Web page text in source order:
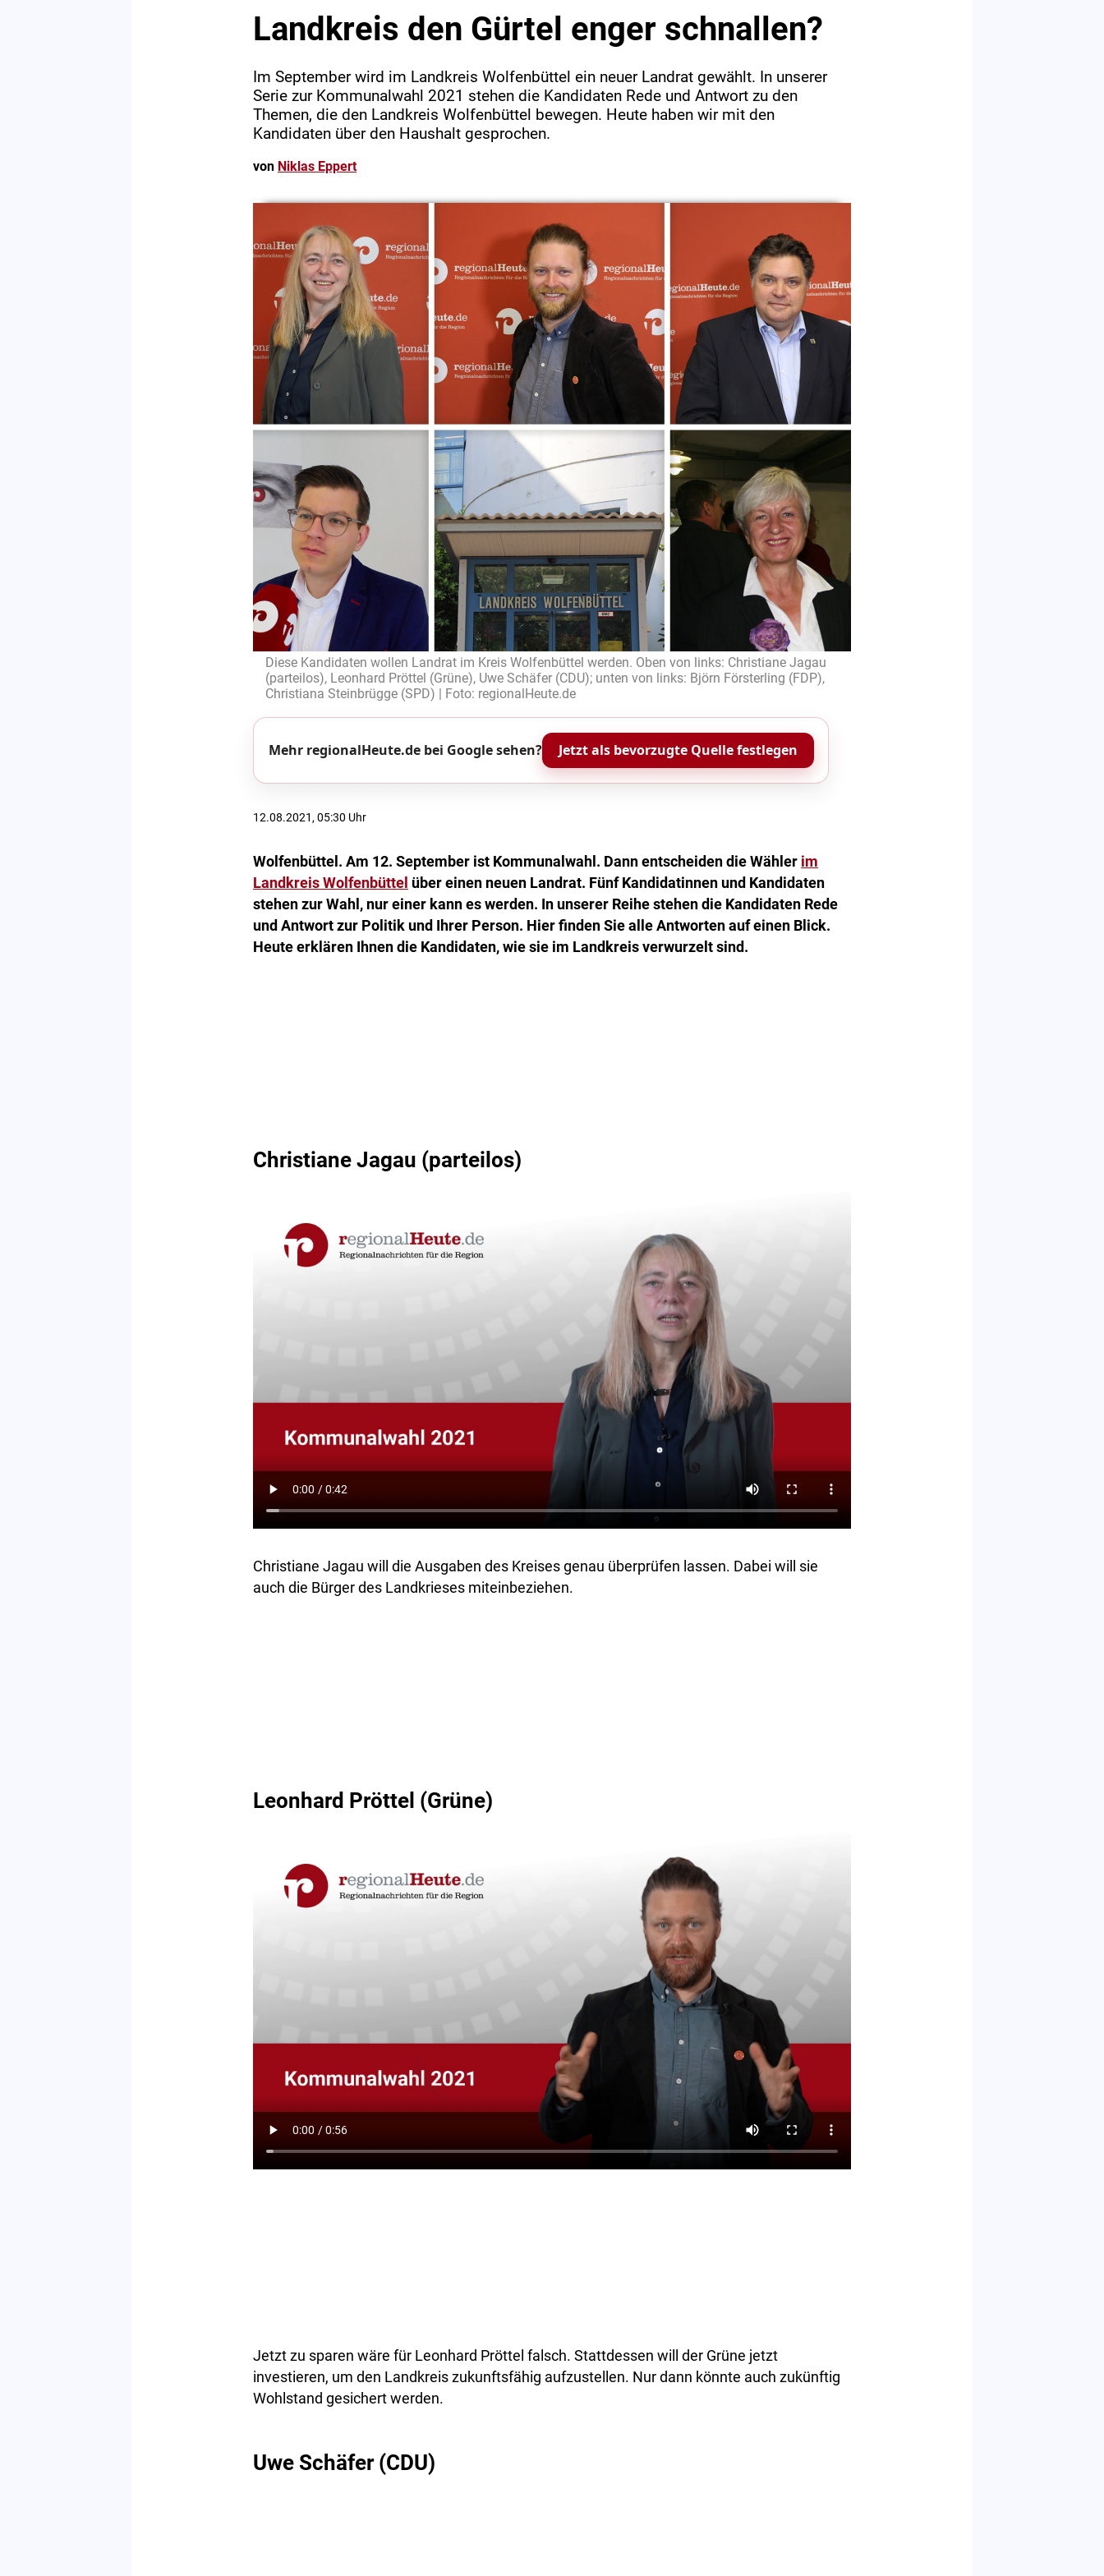
Landkreis den Gürtel enger schnallen?
Im September wird im Landkreis Wolfenbüttel ein neuer Landrat gewählt. In unserer
Serie zur Kommunalwahl 2021 stehen die Kandidaten Rede und Antwort zu den
Themen, die den Landkreis Wolfenbüttel bewegen. Heute haben wir mit den
Kandidaten über den Haushalt gesprochen.
von Niklas Eppert
Diese Kandidaten wollen Landrat im Kreis Wolfenbüttel werden. Oben von links: Christiane Jagau
(parteilos), Leonhard Pröttel (Grüne), Uwe Schäfer (CDU); unten von links: Björn Försterling (FDP),
Christiana Steinbrügge (SPD) | Foto: regionalHeute.de
Mehr regionalHeute.de bei Google sehen? Jetzt als bevorzugte Quelle festlegen
12.08.2021, 05:30 Uhr
Wolfenbüttel. Am 12. September ist Kommunalwahl. Dann entscheiden die Wähler im
Landkreis Wolfenbüttel über einen neuen Landrat. Fünf Kandidatinnen und Kandidaten
stehen zur Wahl, nur einer kann es werden. In unserer Reihe stehen die Kandidaten Rede
und Antwort zur Politik und Ihrer Person. Hier finden Sie alle Antworten auf einen Blick.
Heute erklären Ihnen die Kandidaten, wie sie im Landkreis verwurzelt sind.
Christiane Jagau (parteilos)
Christiane Jagau will die Ausgaben des Kreises genau überprüfen lassen. Dabei will sie
auch die Bürger des Landkrieses miteinbeziehen.
Leonhard Pröttel (Grüne)
Jetzt zu sparen wäre für Leonhard Pröttel falsch. Stattdessen will der Grüne jetzt
investieren, um den Landkreis zukunftsfähig aufzustellen. Nur dann könnte auch zukünftig
Wohlstand gesichert werden.
Uwe Schäfer (CDU)